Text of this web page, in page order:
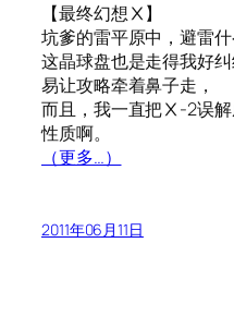
【最终幻想Ⅹ】
坑爹的雷平原中，避雷什
这晶球盘也是走得我好
易让攻略牵着鼻子走，
而且，我一直把Ⅹ-2误
性质啊。
（更多…）
2011年06月11日